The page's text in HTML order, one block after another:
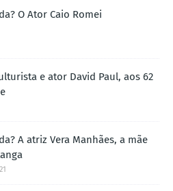
O Ator Caio Romei
e ator David Paul, aos 62
A atriz Vera Manhães, a mãe